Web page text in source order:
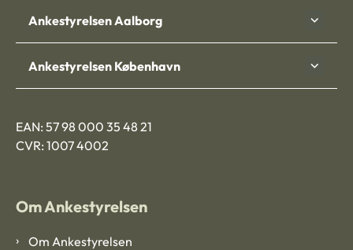
Ankestyrelsen Aalborg
Ankestyrelsen København
EAN: 57 98 000 35 48 21
CVR: 1007 4002
Om Ankestyrelsen
Om Ankestyrelsen